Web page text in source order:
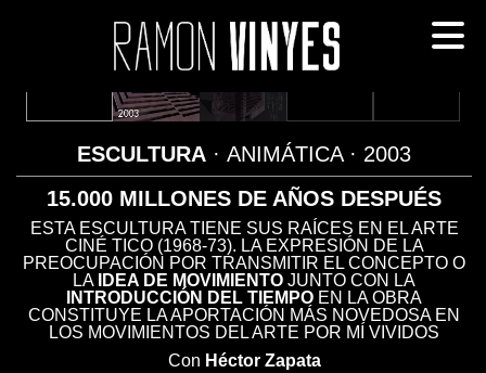
ESCULTURA · ANIMÁTICA · 2003
15.000 MILLONES DE AÑOS DESPUÉS
ESTA ESCULTURA TIENE SUS RAÍCES EN EL ARTE
CINÉ TICO (1968-73). LA EXPRESIÓN DE LA
PREOCUPACIÓN POR TRANSMITIR EL CONCEPTO O
LA IDEA DE MOVIMIENTO JUNTO CON LA
INTRODUCCIÓN DEL TIEMPO EN LA OBRA
CONSTITUYE LA APORTACIÓN MÁS NOVEDOSA EN
LOS MOVIMIENTOS DEL ARTE POR MÍ VIVIDOS
Con Héctor Zapata